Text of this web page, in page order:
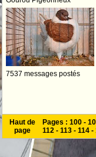
7537 messages postés
Haut de
page
Pages : 100 -
112 - 113 - 114 -